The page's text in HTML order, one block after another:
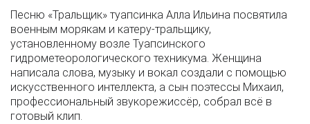
Песню «Тральщик» туапсинка Алла Ильина посвятила
военным морякам и катеру-тральщику,
установленному возле Туапсинского
гидрометеорологического техникума. Женщина
написала слова, музыку и вокал создали с помощью
искусственного интеллекта, а сын поэтессы Михаил,
профессиональный звукорежиссёр, собрал всё в
готовый клип.